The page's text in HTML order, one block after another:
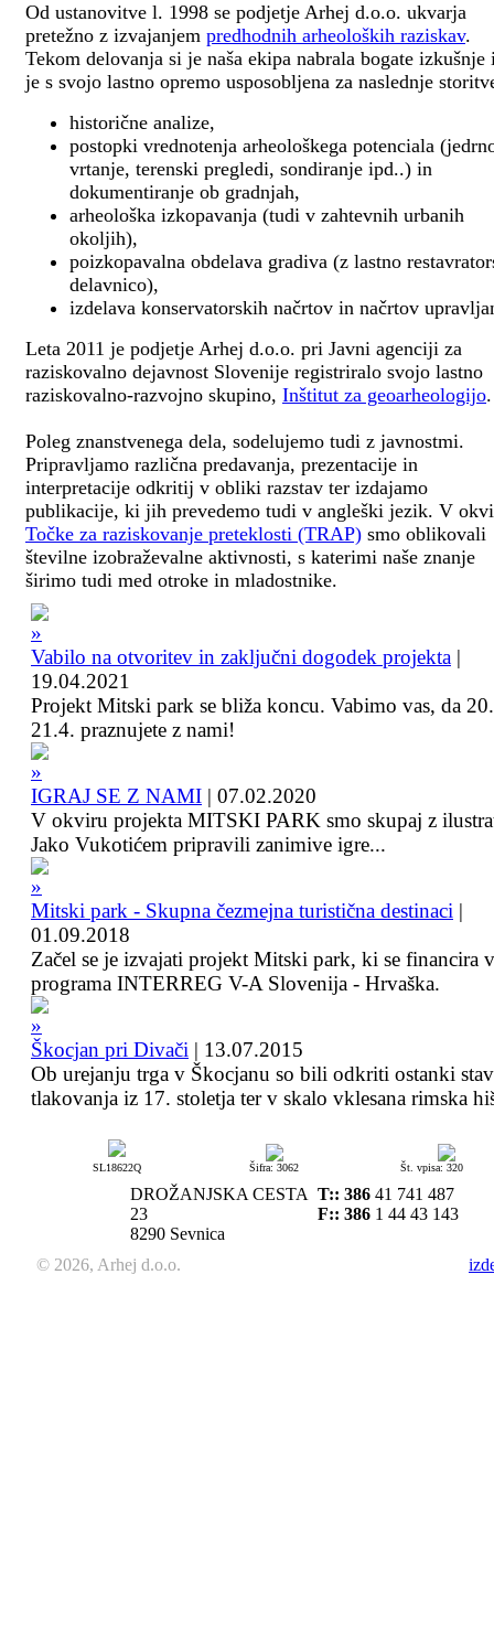
Od ustanovitve l. 1998 se podjetje Arhej d.o.o. ukvarja
pretežno z izvajanjem predhodnih arheoloških raziskav.
Tekom delovanja si je naša ekipa nabrala bogate izkušnje
je s svojo lastno opremo usposobljena za naslednje
historične analize,
postopki vrednotenja arheološkega potenciala
vrtanje, terenski pregledi, sondiranje ipd..) in
dokumentiranje ob gradnjah,
arheološka izkopavanja (tudi v zahtevnih urbanih
okoljih),
poizkopavalna obdelava gradiva (z lastno
delavnico),
izdelava konservatorskih načrtov in načrtov
Leta 2011 je podjetje Arhej d.o.o. pri Javni agenciji za
raziskovalno dejavnost Slovenije registriralo svojo lastno
raziskovalno-razvojno skupino, Inštitut za geoarheologijo.
Poleg znanstvenega dela, sodelujemo tudi z javnostmi.
Pripravljamo različna predavanja, prezentacije in
interpretacije odkritij v obliki razstav ter izdajamo
publikacije, ki jih prevedemo tudi v angleški jezik. V
Točke za raziskovanje preteklosti (TRAP) smo oblikovali
številne izobraževalne aktivnosti, s katerimi naše znanje
širimo tudi med otroke in mladostnike.
Vabilo na otvoritev in zaključni dogodek projekta |
19.04.2021
Projekt Mitski park se bliža koncu. Vabimo vas, da
21.4. praznujete z nami!
IGRAJ SE Z NAMI | 07.02.2020
V okviru projekta MITSKI PARK smo skupaj z
Jako Vukotićem pripravili zanimive igre...
Mitski park - Skupna čezmejna turistična destinaci |
01.09.2018
Začel se je izvajati projekt Mitski park, ki se financira
programa INTERREG V-A Slovenija - Hrvaška.
Škocjan pri Divači | 13.07.2015
Ob urejanju trga v Škocjanu so bili odkriti ostanki
tlakovanja iz 17. stoletja ter v skalo vklesana rimska
SL18622Q Šifra: 3062 Št. vpisa: 320
DROŽANJSKA CESTA
23
8290 Sevnica
T:: 386 41 741 487
F:: 386 1 44 43 143
© 2026, Arhej d.o.o.